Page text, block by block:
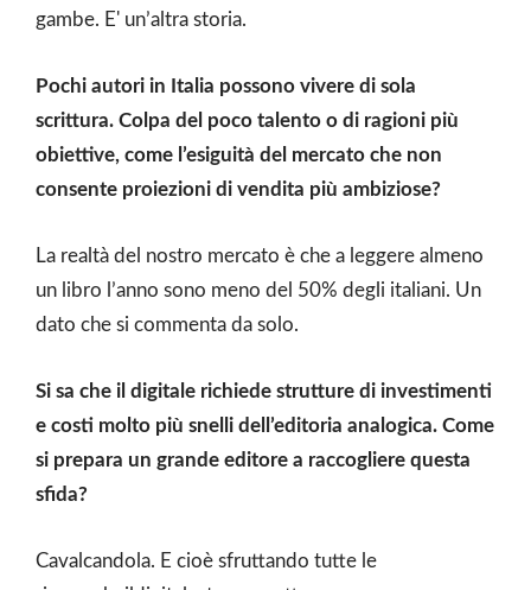
gambe. E' un’altra storia.
Pochi autori in Italia possono vivere di sola
scrittura. Colpa del poco talento o di ragioni più
obiettive, come l’esiguità del mercato che non
consente proiezioni di vendita più ambiziose?
La realtà del nostro mercato è che a leggere almeno
un libro l’anno sono meno del 50% degli italiani. Un
dato che si commenta da solo.
Si sa che il digitale richiede strutture di investimenti
e costi molto più snelli dell’editoria analogica. Come
si prepara un grande editore a raccogliere questa
sfida?
Cavalcandola. E cioè sfruttando tutte le